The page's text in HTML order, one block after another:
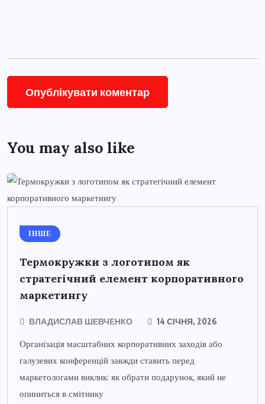
You may also like
ІНШЕ
Термокружки з логотипом як
стратегічний елемент корпоративного
маркетингу
ВЛАДИСЛАВ ШЕВЧЕНКО 14 СІЧНЯ, 2026
Організація масштабних корпоративних заходів або
галузевих конференцій завжди ставить перед
маркетологами виклик: як обрати подарунок, який не
опиниться в смітнику